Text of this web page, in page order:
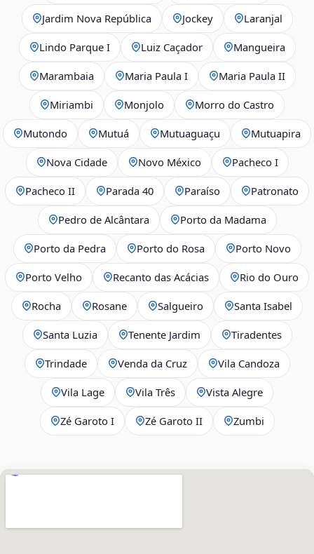
Jardim Nova República Jockey Laranjal
Lindo Parque I Luiz Caçador Mangueira
Marambaia Maria Paula I Maria Paula II
Miriambi Monjolo Morro do Castro
Mutondo Mutuá Mutuaguaçu Mutuapira
Nova Cidade Novo México Pacheco I
Pacheco II Parada 40 Paraíso Patronato
Pedro de Alcântara Porto da Madama
Porto da Pedra Porto do Rosa Porto Novo
Porto Velho Recanto das Acácias Rio do Ouro
Rocha Rosane Salgueiro Santa Isabel
Santa Luzia Tenente Jardim Tiradentes
Trindade Venda da Cruz Vila Candoza
Vila Lage Vila Três Vista Alegre
Zé Garoto I Zé Garoto II Zumbi